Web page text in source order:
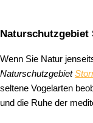
Naturschutzgebiet
Wenn Sie Natur
Naturschutzgebiet
seltene Vogelarten
und die Ruhe der